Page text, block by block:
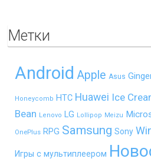
Метки
Android Apple Asus
Honeycomb HTC Huawei Ice
Bean Lenovo LG Lollipop Meizu
OnePlus RPG Samsung Sony
Игры с мультиплеером